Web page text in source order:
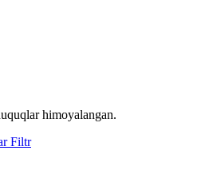
himoyalangan.
Filtr